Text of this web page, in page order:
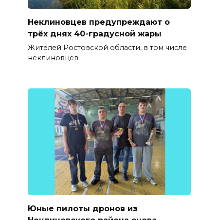
Неклиновцев предупреждают о
трёх днях 40-градусной жары
Жителей Ростовской области, в том числе
неклиновцев
Юные пилоты дронов из